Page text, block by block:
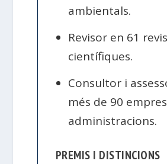
ambientals.
Revisor en 61
científiques.
Consultor i
més de 90
administracions.
PREMIS I DISTINCIONS